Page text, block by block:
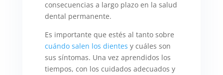
consecuencias a largo plazo en la salud
dental permanente.
Es importante que estés al tanto sobre
cuándo salen los dientes y cuáles son
sus síntomas. Una vez aprendidos los
tiempos, con los cuidados adecuados y